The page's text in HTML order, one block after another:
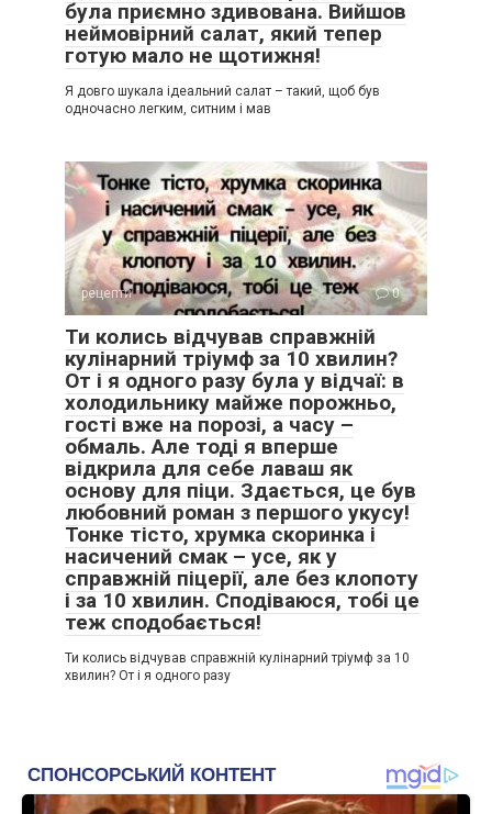
була приємно здивована. Вийшов
неймовірний салат, який тепер
готую мало не щотижня!
Я довго шукала ідеальний салат – такий, щоб був
одночасно легким, ситним і мав
рецепти 0
Ти колись відчував справжній
кулінарний тріумф за 10 хвилин?
От і я одного разу була у відчаї: в
холодильнику майже порожньо,
гості вже на порозі, а часу –
обмаль. Але тоді я вперше
відкрила для себе лаваш як
основу для піци. Здається, це був
любовний роман з першого укусу!
Тонке тісто, хрумка скоринка і
насичений смак – усе, як у
справжній піцерії, але без клопоту
і за 10 хвилин. Сподіваюся, тобі це
теж сподобається!
Ти колись відчував справжній кулінарний тріумф за 10
хвилин? От і я одного разу